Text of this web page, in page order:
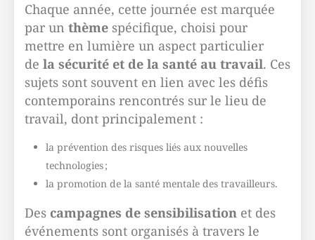
Chaque année, cette journée est marquée
par un thème spécifique, choisi pour
mettre en lumière un aspect particulier
de la sécurité et de la santé au travail. Ces
sujets sont souvent en lien avec les défis
contemporains rencontrés sur le lieu de
travail, dont principalement :
la prévention des risques liés aux nouvelles
technologies ;
la promotion de la santé mentale des travailleurs.
Des campagnes de sensibilisation et des
événements sont organisés à travers le